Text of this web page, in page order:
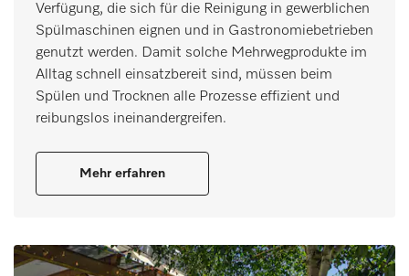
Verfügung, die sich für die Reinigung in gewerblichen
Spülmaschinen eignen und in Gastronomiebetrieben
genutzt werden. Damit solche Mehrwegprodukte im
Alltag schnell einsatzbereit sind, müssen beim
Spülen und Trocknen alle Prozesse effizient und
reibungslos ineinandergreifen.
Mehr erfahren